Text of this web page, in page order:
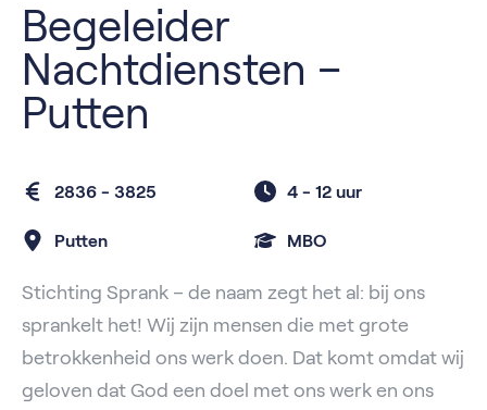
Begeleider
Nachtdiensten –
Putten
2836 - 3825 4 - 12 uur
Putten MBO
Stichting Sprank – de naam zegt het al: bij ons
sprankelt het! Wij zijn mensen die met grote
betrokkenheid ons werk doen. Dat komt omdat wij
geloven dat God een doel met ons werk en ons